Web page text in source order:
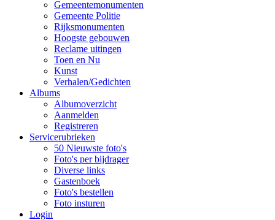
Gemeentemonumenten
Gemeente Politie
Rijksmonumenten
Hoogste gebouwen
Reclame uitingen
Toen en Nu
Kunst
Verhalen/Gedichten
Albums
Albumoverzicht
Aanmelden
Registreren
Servicerubrieken
50 Nieuwste foto's
Foto's per bijdrager
Diverse links
Gastenboek
Foto's bestellen
Foto insturen
Login